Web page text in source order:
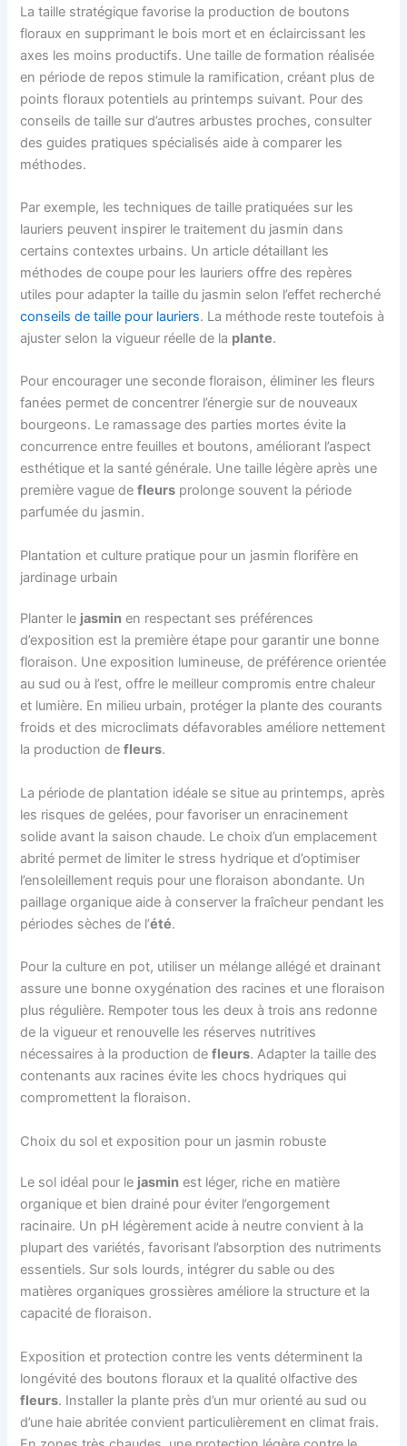
La taille stratégique favorise la production de boutons
floraux en supprimant le bois mort et en éclaircissant les
axes les moins productifs. Une taille de formation réalisée
en période de repos stimule la ramification, créant plus de
points floraux potentiels au printemps suivant. Pour des
conseils de taille sur d’autres arbustes proches, consulter
des guides pratiques spécialisés aide à comparer les
méthodes.
Par exemple, les techniques de taille pratiquées sur les
lauriers peuvent inspirer le traitement du jasmin dans
certains contextes urbains. Un article détaillant les
méthodes de coupe pour les lauriers offre des repères
utiles pour adapter la taille du jasmin selon l’effet recherché
conseils de taille pour lauriers. La méthode reste toutefois à
ajuster selon la vigueur réelle de la plante.
Pour encourager une seconde floraison, éliminer les fleurs
fanées permet de concentrer l’énergie sur de nouveaux
bourgeons. Le ramassage des parties mortes évite la
concurrence entre feuilles et boutons, améliorant l’aspect
esthétique et la santé générale. Une taille légère après une
première vague defleurs prolonge souvent la période
parfumée du jasmin.
Plantation et culture pratique pour un jasmin florifère en
jardinage urbain
Planter le jasmin en respectant ses préférences
d’exposition est la première étape pour garantir une bonne
floraison. Une exposition lumineuse, de préférence orientée
au sud ou à l’est, offre le meilleur compromis entre chaleur
et lumière. En milieu urbain, protéger la plante des courants
froids et des microclimats défavorables améliore nettement
la production defleurs.
La période de plantation idéale se situe au printemps, après
les risques de gelées, pour favoriser un enracinement
solide avant la saison chaude. Le choix d’un emplacement
abrité permet de limiter le stress hydrique et d’optimiser
l’ensoleillement requis pour une floraison abondante. Un
paillage organique aide à conserver la fraîcheur pendant les
périodes sèches de l’été.
Pour la culture en pot, utiliser un mélange allégé et drainant
assure une bonne oxygénation des racines et une floraison
plus régulière. Rempoter tous les deux à trois ans redonne
de la vigueur et renouvelle les réserves nutritives
nécessaires à la production defleurs. Adapter la taille des
contenants aux racines évite les chocs hydriques qui
compromettent la floraison.
Choix du sol et exposition pour un jasmin robuste
Le sol idéal pour le jasmin est léger, riche en matière
organique et bien drainé pour éviter l’engorgement
racinaire. Un pH légèrement acide à neutre convient à la
plupart des variétés, favorisant l’absorption des nutriments
essentiels. Sur sols lourds, intégrer du sable ou des
matières organiques grossières améliore la structure et la
capacité de floraison.
Exposition et protection contre les vents déterminent la
longévité des boutons floraux et la qualité olfactive des
fleurs. Installer la plante près d’un mur orienté au sud ou
d’une haie abritée convient particulièrement en climat frais.